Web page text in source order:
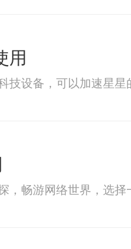
用
技设备，可以加速星
，畅游网络世界，选